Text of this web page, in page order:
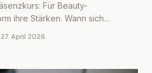
Für Beauty-
ihre Stärken. Wann sich
27. April 2026